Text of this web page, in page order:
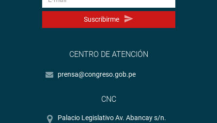
Suscribirme
CENTRO DE ATENCIÓN
prensa@congreso.gob.pe
CNC
Palacio Legislativo Av. Abancay s/n.